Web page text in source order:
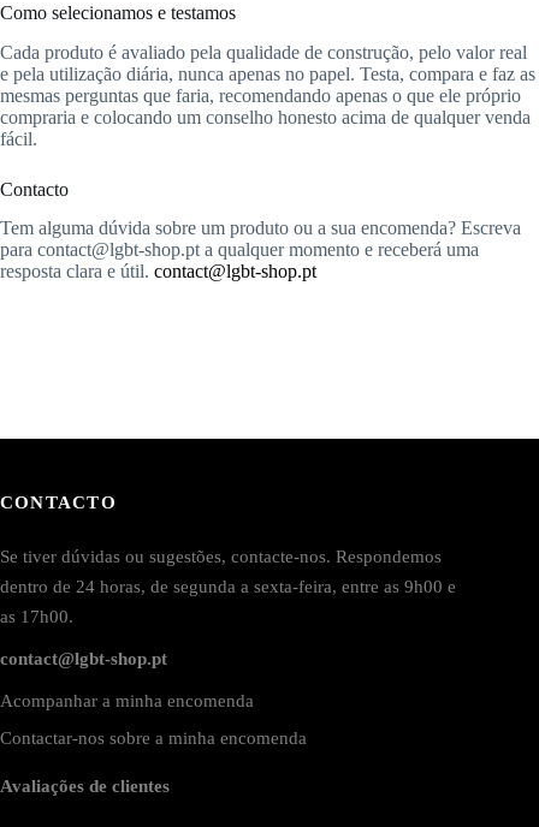
Como selecionamos e testamos
Cada produto é avaliado pela qualidade de construção, pelo valor real
e pela utilização diária, nunca apenas no papel. Testa, compara e faz as
mesmas perguntas que faria, recomendando apenas o que ele próprio
compraria e colocando um conselho honesto acima de qualquer venda
fácil.
Contacto
Tem alguma dúvida sobre um produto ou a sua encomenda? Escreva
para contact@lgbt-shop.pt a qualquer momento e receberá uma
resposta clara e útil. contact@lgbt-shop.pt
CONTACTO
Se tiver dúvidas ou sugestões, contacte-nos. Respondemos
dentro de 24 horas, de segunda a sexta-feira, entre as 9h00 e
as 17h00.
contact@lgbt-shop.pt
Acompanhar a minha encomenda
Contactar-nos sobre a minha encomenda
Avaliações de clientes